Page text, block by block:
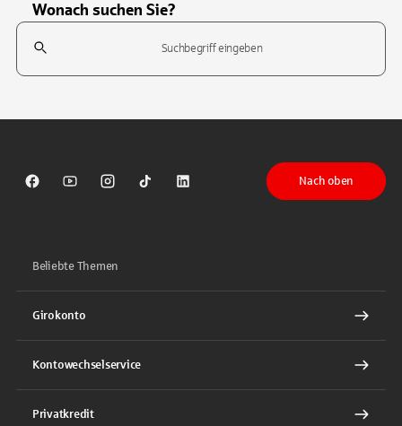
Wonach suchen Sie?
Suchfeld
Sparkasse auf Facebook
Sparkasse auf Youtube
Sparkasse auf Instagram
Sparkasse auf TikTok
Sparkasse auf LinkedIn
Nach oben
Beliebte Themen
Girokonto
Kontowechselservice
Privatkredit